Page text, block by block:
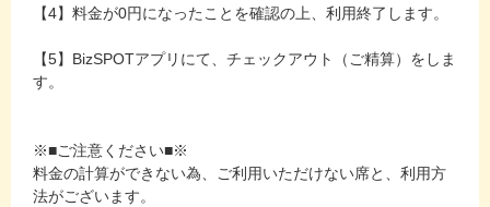
【4】料金が0円になったことを確認の上、利用終了します。
【5】BizSPOTアプリにて、チェックアウト（ご精算）をしま
す。
※■ご注意ください■※
料金の計算ができない為、ご利用いただけない席と、利用方
法がございます。